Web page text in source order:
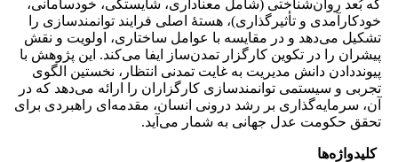
که بُعد روان‌شناختی (شامل معناداری، شایستگی، خودسامانی،
خودکارآمدی و تأثیرگذاری)، هستۀ اصلی فرایند توانمندسازی را
تشکیل می‌دهد و در مقایسه با عوامل ساختاری، اولویت و نقش
پیشران را در تکوین کارگزار تمدن‌ساز ایفا می‌کند. این پژوهش با
پیونددادن دانش مدیریت به غایت تمدنی انتظار، نخستین الگوی
تجربی و سیستمی توانمندسازی کارگزاران را ارائه می‌دهد که در
آن، سرمایه‌گذاری بر رشد درونی انسان، مقدمه‌ای راهبردی برای
تحقق حکومت عدل جهانی به شمار می‌آید.
کلیدواژه‌ها